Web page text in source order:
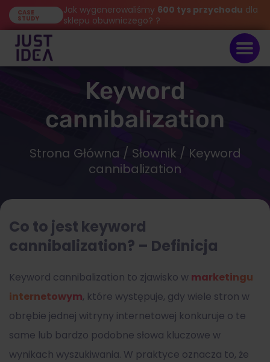
CASE
STUDY
Jak wygenerowaliśmy 600 tys przychodu dla
sklepu obuwniczego? ?
Keyword
cannibalization
Strona Główna / Słownik / Keyword
cannibalization
Co to jest keyword
cannibalization? – Definicja
Keyword cannibalization to zjawisko w marketingu
internetowym, które występuje, gdy wiele stron w
obrębie jednej witryny internetowej konkuruje o te
same lub bardzo podobne słowa kluczowe w
wynikach wyszukiwania. W praktyce oznacza to, że